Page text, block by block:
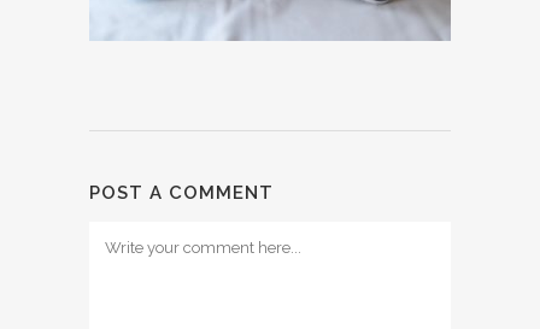
POST A COMMENT